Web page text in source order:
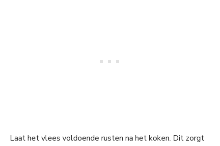
Laat het vlees voldoende rusten na het koken. Dit zorgt